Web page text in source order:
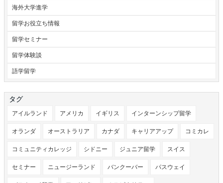
海外大学進学
留学お役立ち情報
留学セミナー
留学体験談
語学留学
タグ
アイルランド アメリカ イギリス インターンシップ留学
オランダ オーストラリア カナダ キャリアアップ コミカレ
コミュニティカレッジ シドニー ジュニア留学 スイス
セミナー ニュージーランド バンクーバー パスウェイ